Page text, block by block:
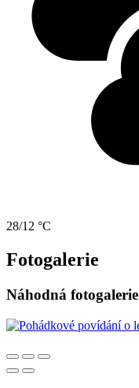
28/12 °C
Fotogalerie
Náhodná fotogalerie